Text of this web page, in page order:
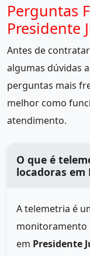
Perguntas
Presidente
Antes de
algumas dúvidas
perguntas mais
melhor como
atendimento.
O que é
locadoras em
A telemetria é
monitoramento
em Presidente